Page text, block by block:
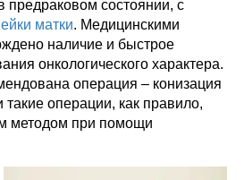
состоянии, с
матки. Медицинскими
наличие и быстрое
онкологического характера.
операция – конизация
операции, как правило,
методом при помощи